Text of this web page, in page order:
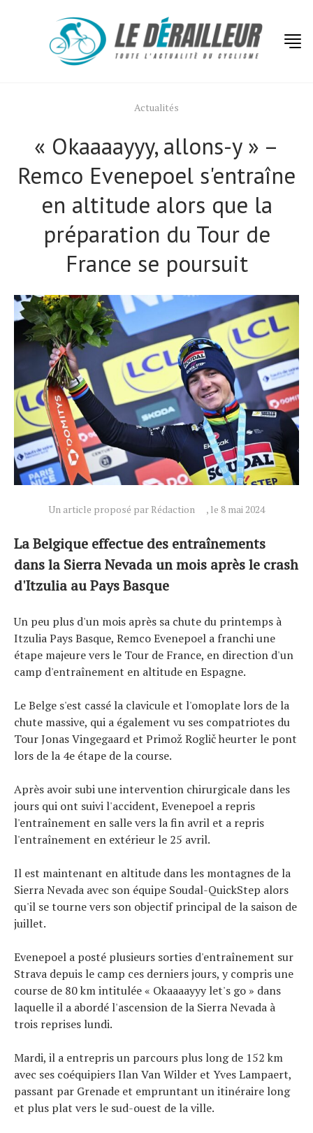
Actualités
« Okaaaayyy, allons-y » –
Remco Evenepoel s'entraîne
en altitude alors que la
préparation du Tour de
France se poursuit
Un article proposé par Rédaction , le 8 mai 2024
La Belgique effectue des entraînements
dans la Sierra Nevada un mois après le crash
d'Itzulia au Pays Basque
Un peu plus d'un mois après sa chute du printemps à
Itzulia Pays Basque, Remco Evenepoel a franchi une
étape majeure vers le Tour de France, en direction d'un
camp d'entraînement en altitude en Espagne.
Le Belge s'est cassé la clavicule et l'omoplate lors de la
chute massive, qui a également vu ses compatriotes du
Tour Jonas Vingegaard et Primož Roglič heurter le pont
lors de la 4e étape de la course.
Après avoir subi une intervention chirurgicale dans les
jours qui ont suivi l'accident, Evenepoel a repris
l'entraînement en salle vers la fin avril et a repris
l'entraînement en extérieur le 25 avril.
Il est maintenant en altitude dans les montagnes de la
Sierra Nevada avec son équipe Soudal-QuickStep alors
qu'il se tourne vers son objectif principal de la saison de
juillet.
Evenepoel a posté plusieurs sorties d'entraînement sur
Strava depuis le camp ces derniers jours, y compris une
course de 80 km intitulée « Okaaaayyy let's go » dans
laquelle il a abordé l'ascension de la Sierra Nevada à
trois reprises lundi.
Mardi, il a entrepris un parcours plus long de 152 km
avec ses coéquipiers Ilan Van Wilder et Yves Lampaert,
passant par Grenade et empruntant un itinéraire long
et plus plat vers le sud-ouest de la ville.
Actualités
Technologies
Tests de produits
Tendances
Tous nos articles
À propos